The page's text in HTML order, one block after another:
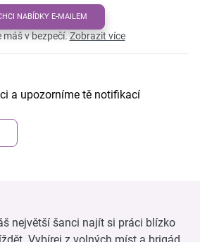
NABÍDKY E-MAILEM
máš v bezpečí.Zobrazit více
a upozorníme tě notifikací
největší šanci najít si práci blízko
Vybírej z volných míst a brigád